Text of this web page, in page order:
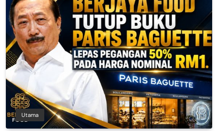
Utama